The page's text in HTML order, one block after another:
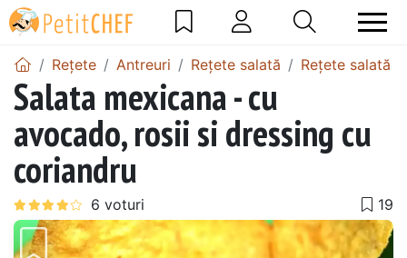
Rețete Antreuri Rețete salată Rețete salată
Salata mexicana - cu
avocado, rosii si dressing cu
coriandru